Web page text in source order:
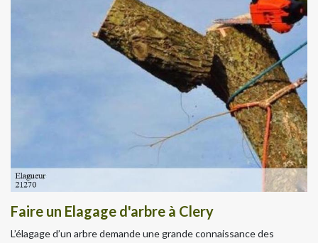
Faire un Elagage d'arbre à Clery
L’élagage d’un arbre demande une grande connaissance des